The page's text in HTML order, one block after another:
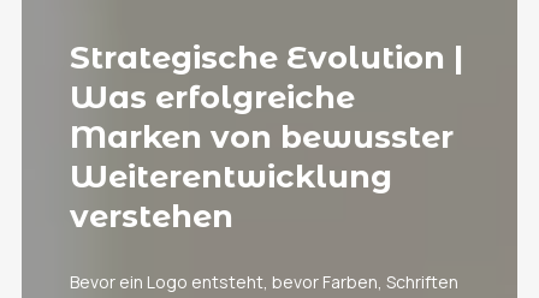
Strategische Evolution |
Was erfolgreiche
Marken von bewusster
Weiterentwicklung
verstehen
Bevor ein Logo entsteht, bevor Farben, Schriften